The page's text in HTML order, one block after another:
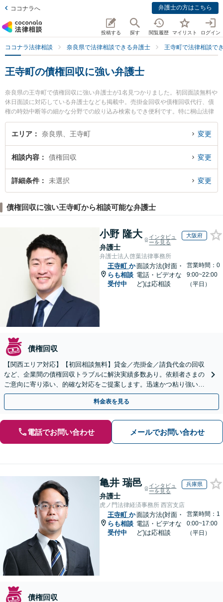
ココナラへ 弁護士の方はこちら
投稿する 探す 閲覧履歴 マイリスト ログイン
ココナラ法律相談 奈良県で法律相談できる弁護士 王寺町で法律相談で
王寺町の債権回収に強い弁護士
奈良県の王寺町で債権回収に強い弁護士が1名見つかりました。初回面談無料や
休日面談に対応している弁護士なども掲載中。売掛金回収や債権回収代行、債
権の時効中断等の細かな分野での絞り込み検索もでき便利です。特に桐山法律
事務所の桐山 修一弁護士のプロフィール情報や弁護士費用、強みなどが注目さ
れています。『王寺町で土日や夜間に発生した債権回収のトラブルを今すぐに
相談予約したい』などでお困りの相談者さんにおすすめです。
エリア 奈良県、王寺町 変更
相談内容 債権回収 変更
詳細条件 未選択 変更
債権回収に強い王寺町から相談可能な弁護士
小野 隆大
弁護士
インタビュ
ーを見る
大阪府
弁護士法人啓葉法律事務所
王寺町 か
らも相談
受付中
面談方法(対面・
電話・ビデオな
ど)は応相談
営業時間：0
9:00~22:00
（平日）
債権回収
【関西エリア対応】【初回相談無料】貸金／売掛金／請負代金の回収
など、企業間の債権回収トラブルに解決実績多数あり。依頼者さまの
ご意向に寄り添い、的確な対応をご提案します。迅速かつ粘り強い交
渉で、少しでも回収できるよう尽力します【土日祝対応可】
料金表を見る
電話でお問い合わせ メールでお問い合わせ
亀井 瑞邑
弁護士
インタビュ
ーを見る
兵庫県
虎ノ門法律経済事務所 西宮支店
王寺町 か
らも相談
受付中
面談方法(対面・
電話・ビデオな
ど)は応相談
営業時間：1
0:00~17:00
（平日）
債権回収